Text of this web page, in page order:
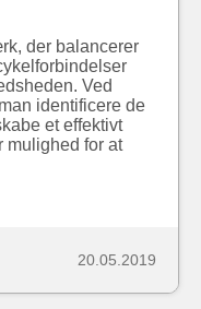
der balancerer
Ved
identificere de
et effektivt
mulighed for at
20.05.2019